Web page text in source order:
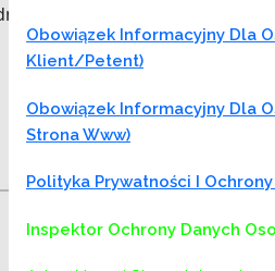
Obowiązek Informacyjny Dla
Klient/petent)
Obowiązek Informacyjny Dla
Strona Www)
Polityka Prywatności I
Inspektor Ochrony Danych
podpisania.